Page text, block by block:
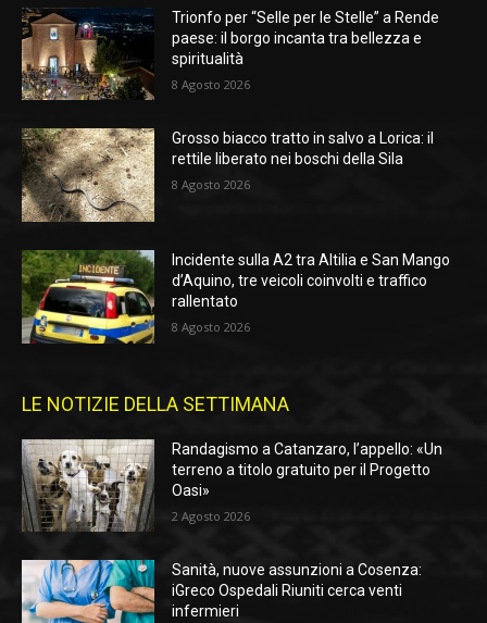
Trionfo per “Selle per le Stelle” a Rende
paese: il borgo incanta tra bellezza e
spiritualità
8 Agosto 2026
Grosso biacco tratto in salvo a Lorica: il
rettile liberato nei boschi della Sila
8 Agosto 2026
Incidente sulla A2 tra Altilia e San Mango
d’Aquino, tre veicoli coinvolti e traffico
rallentato
8 Agosto 2026
LE NOTIZIE DELLA SETTIMANA
Randagismo a Catanzaro, l’appello: «Un
terreno a titolo gratuito per il Progetto
Oasi»
2 Agosto 2026
Sanità, nuove assunzioni a Cosenza:
iGreco Ospedali Riuniti cerca venti
infermieri